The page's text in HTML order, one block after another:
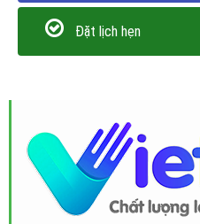
Đặt lịch hẹn